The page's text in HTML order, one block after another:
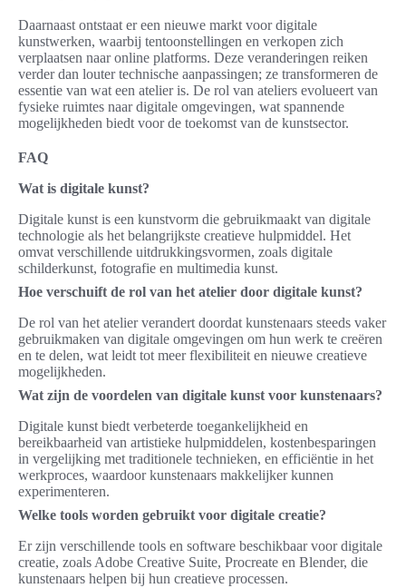
Daarnaast ontstaat er een nieuwe markt voor digitale
kunstwerken, waarbij tentoonstellingen en verkopen zich
verplaatsen naar online platforms. Deze veranderingen reiken
verder dan louter technische aanpassingen; ze transformeren de
essentie van wat een atelier is. De rol van ateliers evolueert van
fysieke ruimtes naar digitale omgevingen, wat spannende
mogelijkheden biedt voor de toekomst van de kunstsector.
FAQ
Wat is digitale kunst?
Digitale kunst is een kunstvorm die gebruikmaakt van digitale
technologie als het belangrijkste creatieve hulpmiddel. Het
omvat verschillende uitdrukkingsvormen, zoals digitale
schilderkunst, fotografie en multimedia kunst.
Hoe verschuift de rol van het atelier door digitale kunst?
De rol van het atelier verandert doordat kunstenaars steeds vaker
gebruikmaken van digitale omgevingen om hun werk te creëren
en te delen, wat leidt tot meer flexibiliteit en nieuwe creatieve
mogelijkheden.
Wat zijn de voordelen van digitale kunst voor kunstenaars?
Digitale kunst biedt verbeterde toegankelijkheid en
bereikbaarheid van artistieke hulpmiddelen, kostenbesparingen
in vergelijking met traditionele technieken, en efficiëntie in het
werkproces, waardoor kunstenaars makkelijker kunnen
experimenteren.
Welke tools worden gebruikt voor digitale creatie?
Er zijn verschillende tools en software beschikbaar voor digitale
creatie, zoals Adobe Creative Suite, Procreate en Blender, die
kunstenaars helpen bij hun creatieve processen.